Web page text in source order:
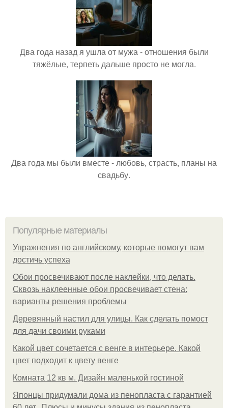
Два года назад я ушла от мужа - отношения были
тяжёлые, терпеть дальше просто не могла.
Два года мы были вместе - любовь, страсть, планы на
свадьбу.
Популярные материалы
Упражнения по английскому, которые помогут вам
достичь успеха
Обои просвечивают после наклейки, что делать.
Сквозь наклеенные обои просвечивает стена:
варианты решения проблемы
Деревянный настил для улицы. Как сделать помост
для дачи своими руками
Какой цвет сочетается с венге в интерьере. Какой
цвет подходит к цвету венге
Комната 12 кв м. Дизайн маленькой гостиной
Японцы придумали дома из пенопласта с гарантией